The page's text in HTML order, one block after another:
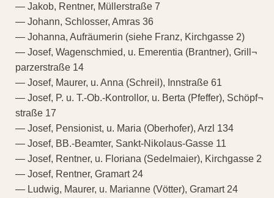
— Jakob, Rentner, Müllerstraße 7
— Johann, Schlosser, Amras 36
— Johanna, Aufräumerin (siehe Franz, Kirchgasse 2)
— Josef, Wagenschmied, u. Emerentia (Brantner), Grill¬
parzerstraße 14
— Josef, Maurer, u. Anna (Schreil), Innstraße 61
— Josef, P. u. T.-Ob.-Kontrollor, u. Berta (Pfeffer), Schöpf¬
straße 17
— Josef, Pensionist, u. Maria (Oberhofer), Arzl 134
— Josef, BB.-Beamter, Sankt-Nikolaus-Gasse 11
— Josef, Rentner, u. Floriana (Sedelmaier), Kirchgasse 2
— Josef, Rentner, Gramart 24
— Ludwig, Maurer, u. Marianne (Vötter), Gramart 24